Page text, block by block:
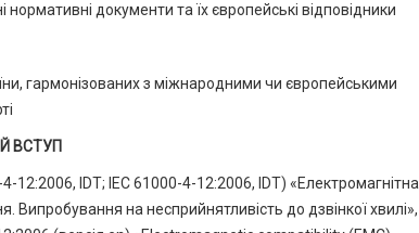
документи та їх європейські відповідники
гармонізованих з міжнародними чи європейськими
ВСТУП
IDT; ІЕС 61000-4-12:2006, IDT) «Електромагнітна
на несприйнятливість до дзвінкої хвилі»,